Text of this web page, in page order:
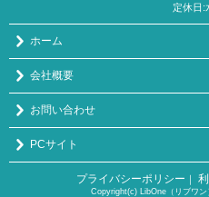
定休日:
ホーム
会社概要
お問い合わせ
PCサイト
プライバシーポリシー ｜
Copyright(c) LibOne（リブワ